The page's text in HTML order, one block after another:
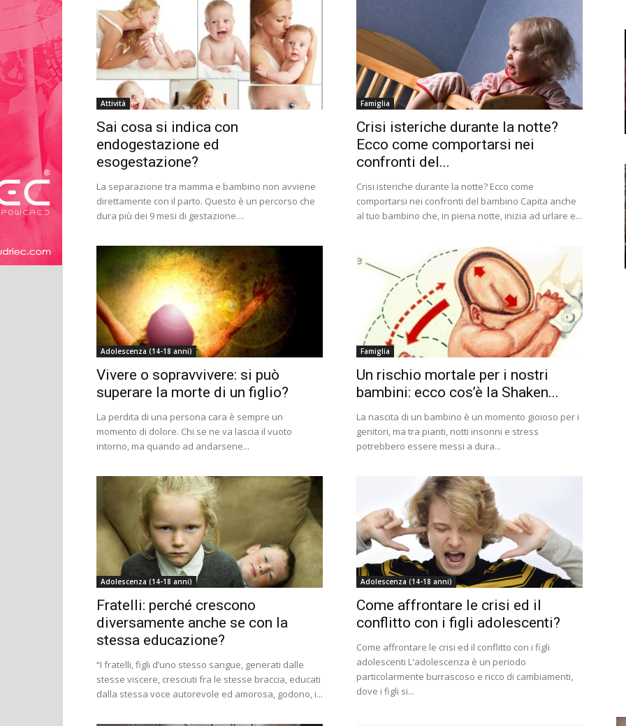
Attività
Sai cosa si indica con
endogestazione ed
esogestazione?
La separazione tra mamma e bambino non avviene
direttamente con il parto. Questo è un percorso che
dura più dei 9 mesi di gestazione....
Famiglia
Crisi isteriche durante la notte?
Ecco come comportarsi nei
confronti del...
Crisi isteriche durante la notte? Ecco come
comportarsi nei confronti del bambino Capita anche
al tuo bambino che, in piena notte, inizia ad urlare e...
Adolescenza (14-18 anni)
Vivere o sopravvivere: si può
superare la morte di un figlio?
La perdita di una persona cara è sempre un
momento di dolore. Chi se ne va lascia il vuoto
intorno, ma quando ad andarsene...
Famiglia
Un rischio mortale per i nostri
bambini: ecco cos’è la Shaken...
La nascita di un bambino è un momento gioioso per i
genitori, ma tra pianti, notti insonni e stress
potrebbero essere messi a dura...
Adolescenza (14-18 anni)
Fratelli: perché crescono
diversamente anche se con la
stessa educazione?
“I fratelli, figli d’uno stesso sangue, generati dalle
stesse viscere, cresciuti fra le stesse braccia, educati
dalla stessa voce autorevole ed amorosa, godono, i...
Adolescenza (14-18 anni)
Come affrontare le crisi ed il
conflitto con i figli adolescenti?
Come affrontare le crisi ed il conflitto con i figli
adolescenti L'adolescenza è un periodo
particolarmente burrascoso e ricco di cambiamenti,
dove i figli si...